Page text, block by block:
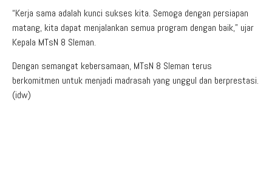
“Kerja sama adalah kunci sukses kita. Semoga dengan persiapan
matang, kita dapat menjalankan semua program dengan baik,” ujar
Kepala MTsN 8 Sleman.
Dengan semangat kebersamaan, MTsN 8 Sleman terus
berkomitmen untuk menjadi madrasah yang unggul dan berprestasi.
(idw)